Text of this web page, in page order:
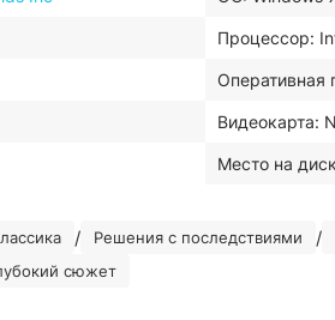
Процессор:
Оперативная
Видеокарта:
Место на
/ Решения с последствиями /
сюжет